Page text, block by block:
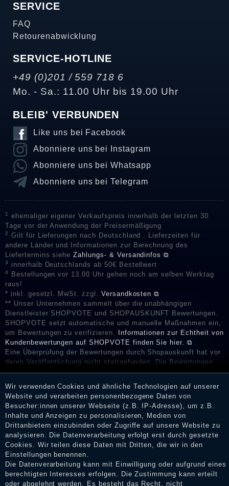
SERVICE
FAQ
Retourenabwicklung
SERVICE-HOTLINE
+49 (0)201 / 559 718 6
Mo. - Sa.: 11.00 Uhr bis 19.00 Uhr
BLEIB' VERBUNDEN
Like uns bei Facebook
Abonniere uns bei Instagram
Abonniere uns bei Whatsapp
Abonniere uns bei Telegram
1
ehemaliger eigener Verkaufspreis innerhalb der letzten 30
Tage vor der Anwendung der Preisermäßigung
2
Gilt für Lieferungen nach Deutschland . Lieferzeiten für
andere Länder und Informationen zur Berechnung des
Liefertermins sieheZahlungs- & Versandinfos ⧉
3 innerhalb Deutschlands ab 50€ Bestellwert
4
Bestellungen vor 13.00 Uhr gehen noch am selben Werktag
raus!
* inkl. gesetzl. MwSt. zzgl. Versandkosten ⧉
** Unser Unternehmen sammelt über die unabhängigen
Dienstleister SHOPVOTE und SHOPAUSKUNFT Bewertungen.
SHOPVOTE setzt automatische und manuelle Maßnahmen ein,
um Bewertungen zu verifizieren.
Informationen zur Echtheit von
Kundenbewertungen auf SHOPVOTE finden Sie hier. ⧉
Eine Überprüfung der Bewertungen durch Shopauskunft hat vor
deren Veröffentlichung nicht stattgefunden. Die Bewertungen
könnten von Verbrauchern stammen, die die Ware oder
Erhalt einer Benachrichtigungs-E-Mail können Händler die
Bewertungen verifizieren und über die erfolgte Verifizierung im
Shop informieren.
Impressum
Wir verwenden Cookies und ähnliche Technologien auf unserer
Website und verarbeiten personenbezogene Daten von
Besucher:innen unserer Webseite (z.B. IP-Adresse), um z.B.
Inhalte und Anzeigen zu personalisieren, Medien von
Drittanbietern einzubinden oder Zugriffe auf unsere Website zu
analysieren. Die Datenverarbeitung erfolgt erst durch gesetzte
Cookies. Wir teilen diese Daten mit Dritten, die wir in den
Einstellungen benennen.
Die Datenverarbeitung kann mit Einwilligung oder aufgrund eines
berechtigten Interesses erfolgen. Die Zustimmung kann erteilt
oder abgelehnt werden. Es besteht das Recht, nicht